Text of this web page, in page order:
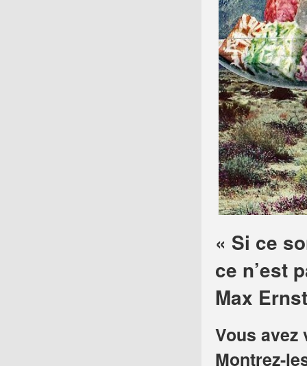
« Si ce
ce n’est
Max Ernst
Vous
Montrez-